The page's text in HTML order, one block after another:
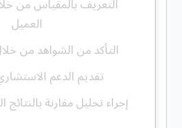
التعريف بالمقياس من
العميل
التأكد من الشواهد من
تقديم الدعم
إجراء تحليل مقارنة